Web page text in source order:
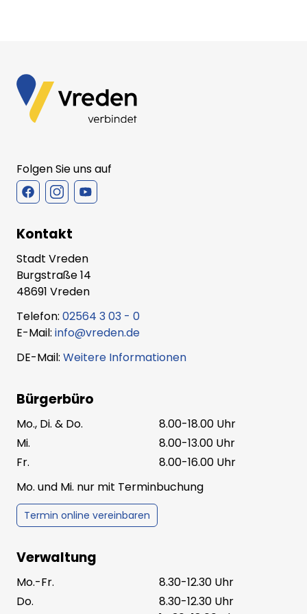
Amtsblatt Nr. 19/2025 vom 26.09.2025
Amtsblatt Nr. 16/2025 vom 24.07.2025
Amtsblatt Nr. 15/2025 vom 16.07.2025
Amtsblatt Nr. 14/2025 vom 08.07.2025
Amtsblatt Nr. 13/2025 vom 18.06.2025
Amtsblatt Nr. 12/2025 vom 27.05.2025
Amtsblatt Nr. 11/2025 vom 21.05.2025
Folgen Sie uns auf
Kontakt
Stadt Vreden
Burgstraße 14
48691 Vreden
Telefon: 02564 3 03 - 0
E-Mail: info@vreden.de
DE-Mail: Weitere Informationen
Bürgerbüro
Mo., Di. & Do.
8.00-18.00 Uhr
Mi.
8.00-13.00 Uhr
Fr.
8.00-16.00 Uhr
Mo. und Mi. nur mit Terminbuchung
Termin online vereinbaren
Verwaltung
Mo.-Fr.
8.30-12.30 Uhr
Do.
8.30-12.30 Uhr